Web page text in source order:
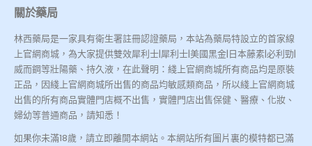
關於藥局
林西藥局是一家具有衛生署註冊認證藥局，本站為藥局特設立的首家線
上官網商城，為大家提供雙效犀利士|犀利士|美國黑金|日本藤素|必利勁|
威而鋼等壯陽藥、持久液，在此聲明：綫上官網商城所有商品均是原裝
正品，因綫上官網商城所出售的商品均敏感類商品，所以綫上官網商城
出售的所有商品實體門店概不出售，實體門店出售保健、醫療、化妝、
婦幼等普通商品，請知悉！
如果你未滿18歲，請立即離開本網站。本網站所有圖片裏的模特都已滿